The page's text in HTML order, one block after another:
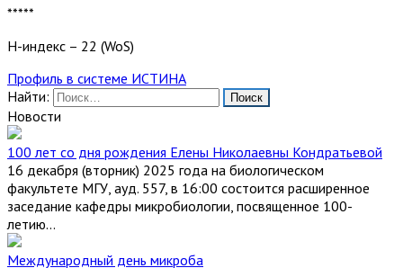
*****
Н-индекс – 22 (WoS)
Профиль в системе ИСТИНА
Найти:
Новости
100 лет со дня рождения Елены Николаевны Кондратьевой
16 декабря (вторник) 2025 года на биологическом
факультете МГУ, ауд. 557, в 16:00 состоится расширенное
заседание кафедры микробиологии, посвященное 100-
летию...
Международный день микроба